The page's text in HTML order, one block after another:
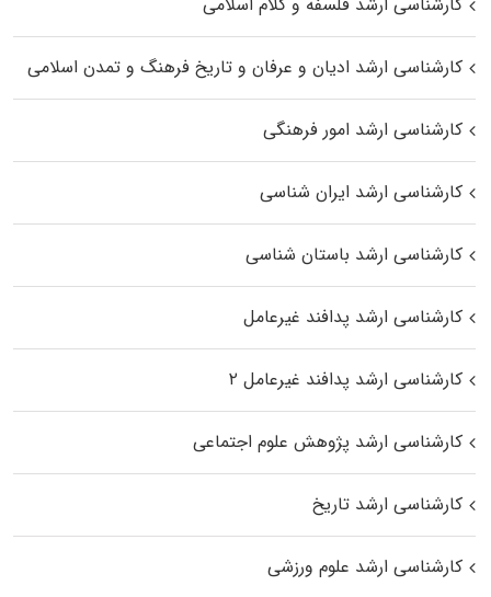
کارشناسی ارشد ادیان و عرفان و تاریخ فرهنگ و تمدن اسلامی
کارشناسی ارشد امور فرهنگی
کارشناسی ارشد ایران شناسی
کارشناسی ارشد باستان شناسی
کارشناسی ارشد پدافند غیرعامل
کارشناسی ارشد پدافند غیرعامل ۲
کارشناسی ارشد پژوهش علوم اجتماعی
کارشناسی ارشد تاریخ
کارشناسی ارشد علوم ورزشی